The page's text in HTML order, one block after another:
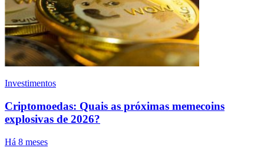
Investimentos
Criptomoedas: Quais as próximas memecoins
explosivas de 2026?
Há 8 meses